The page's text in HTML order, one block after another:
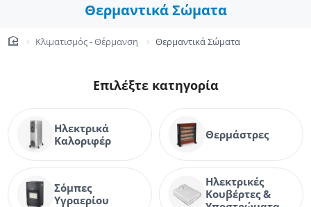
Θερμαντικά Σώματα
Κλιματισμός - Θέρμανση Θερμαντικά Σώματα
Επιλέξτε κατηγορία
Ηλεκτρικά
Καλοριφέρ
Θερμάστρες
Σόμπες
Υγραερίου
Ηλεκτρικές
Κουβέρτες &